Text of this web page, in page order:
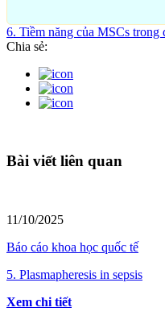
6. Tiềm năng của MSCs trong
Chia sẻ:
Bài viết liên quan
11/10/2025
Báo cáo khoa học quốc tế
5. Plasmapheresis in sepsis
Xem chi tiết